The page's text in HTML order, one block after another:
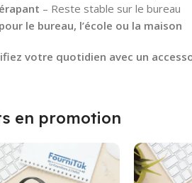
– Reste stable sur le bureau
le bureau, l’école ou la maison
votre quotidien avec un
en promotion